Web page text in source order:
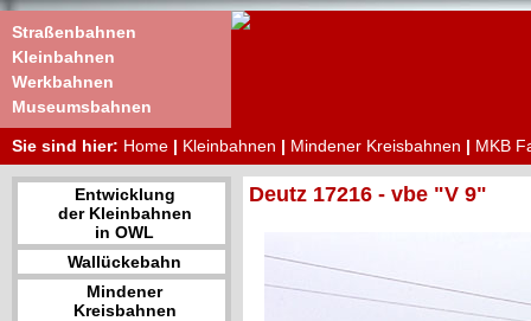
Straßenbahnen
Kleinbahnen
Werkbahnen
Museumsbahnen
Sie sind hier: Home | Kleinbahnen | Mindener Kreisbahnen | MKB
Entwicklung
der Kleinbahnen
in OWL
Wallückebahn
Mindener
Kreisbahnen
Deutz 17216 - vbe "V 9"